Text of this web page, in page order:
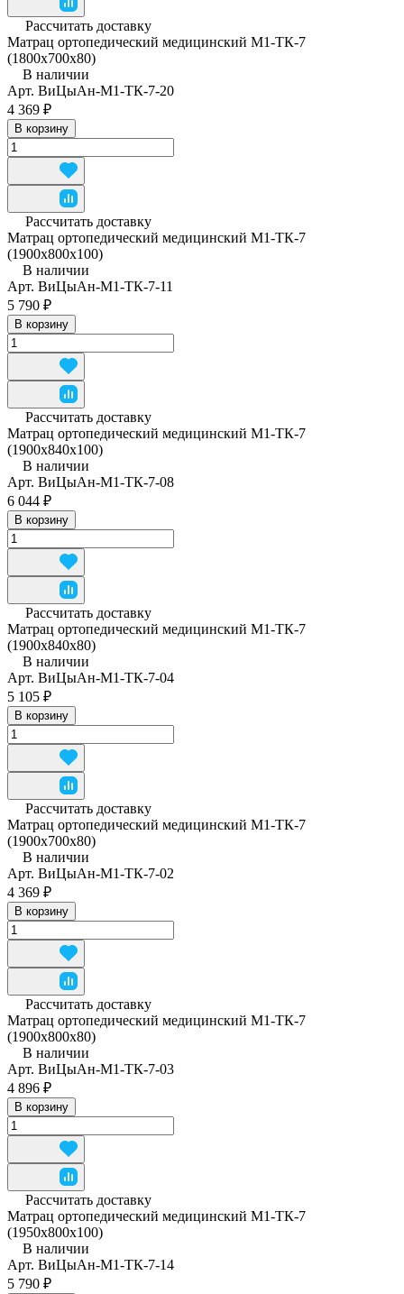
Рассчитать доставку
Матрац ортопедический медицинский М1-ТК-7
(1800x700x80)
В наличии
Арт. ВиЦыАн-М1-ТК-7-20
4 369 ₽
В корзину
Рассчитать доставку
Матрац ортопедический медицинский М1-ТК-7
(1900x800x100)
В наличии
Арт. ВиЦыАн-М1-ТК-7-11
5 790 ₽
В корзину
Рассчитать доставку
Матрац ортопедический медицинский М1-ТК-7
(1900x840x100)
В наличии
Арт. ВиЦыАн-М1-ТК-7-08
6 044 ₽
В корзину
Рассчитать доставку
Матрац ортопедический медицинский М1-ТК-7
(1900x840x80)
В наличии
Арт. ВиЦыАн-М1-ТК-7-04
5 105 ₽
В корзину
Рассчитать доставку
Матрац ортопедический медицинский М1-ТК-7
(1900х700х80)
В наличии
Арт. ВиЦыАн-М1-ТК-7-02
4 369 ₽
В корзину
Рассчитать доставку
Матрац ортопедический медицинский М1-ТК-7
(1900х800х80)
В наличии
Арт. ВиЦыАн-М1-ТК-7-03
4 896 ₽
В корзину
Рассчитать доставку
Матрац ортопедический медицинский М1-ТК-7
(1950x800x100)
В наличии
Арт. ВиЦыАн-М1-ТК-7-14
5 790 ₽